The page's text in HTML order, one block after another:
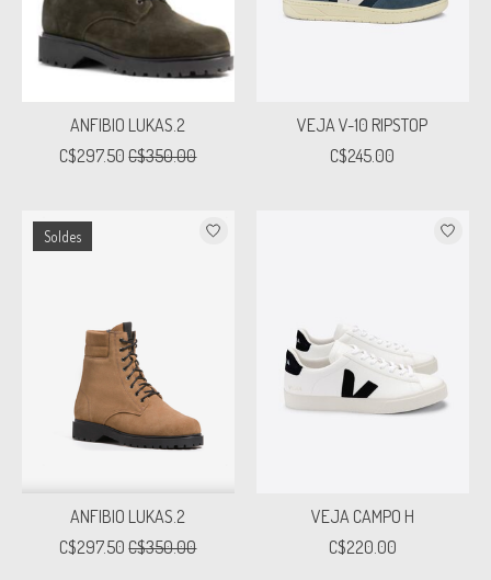
ANFIBIO LUKAS.2
C$297.50 C$350.00
VEJA V-10 RIPSTOP
C$245.00
Soldes
ANFIBIO LUKAS.2
C$297.50 C$350.00
VEJA CAMPO H
C$220.00